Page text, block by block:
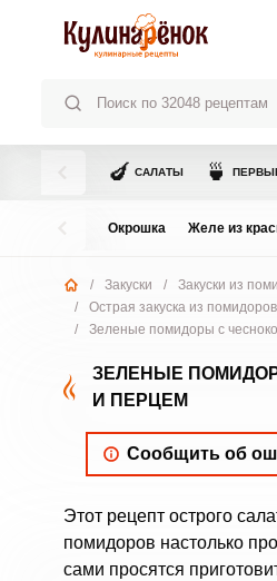
🍆 САЛАТЫ 🍵
Окрошка Желе из
/ Закуски /
Закуски из
/
Острая закуска из помидоров
/
Зеленые помидоры с
ЗЕЛЕНЫЕ
И ПЕРЦЕМ
Сообщить об
Этот рецепт острого
помидоров настолько
сами просятся